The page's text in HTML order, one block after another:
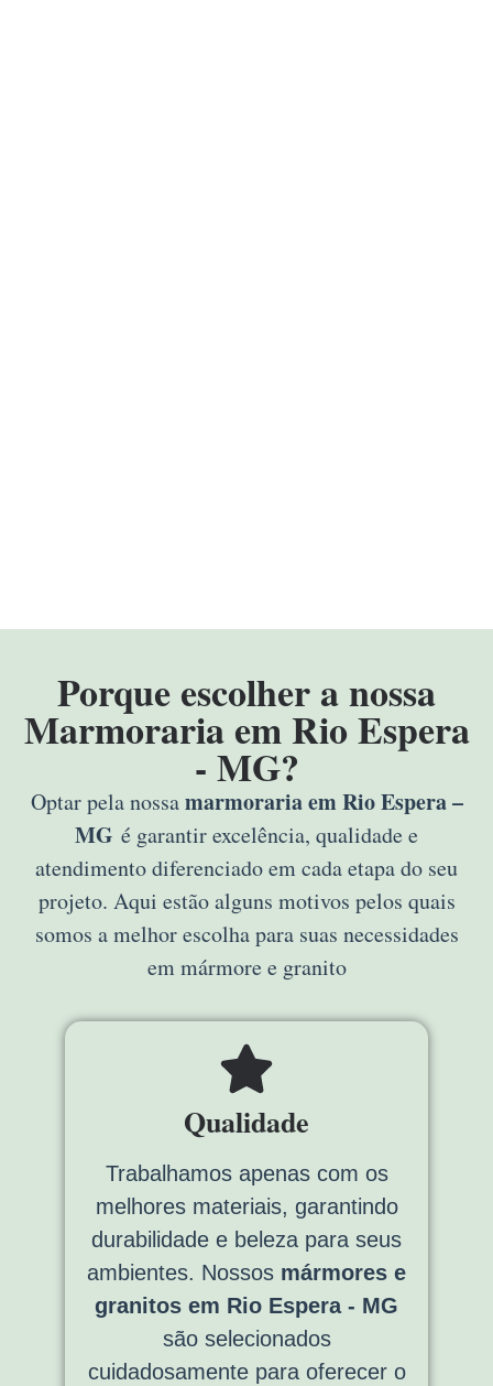
Porque escolher a nossa
Marmoraria em Rio Espera
- MG?
Optar pela nossamarmoraria em Rio Espera –
MG é garantir excelência, qualidade e
atendimento diferenciado em cada etapa do seu
projeto. Aqui estão alguns motivos pelos quais
somos a melhor escolha para suas necessidades
em mármore e granito
Qualidade
Trabalhamos apenas com os
melhores materiais, garantindo
durabilidade e beleza para seus
ambientes. Nossos mármores e
granitos em Rio Espera - MG
são selecionados
cuidadosamente para oferecer o